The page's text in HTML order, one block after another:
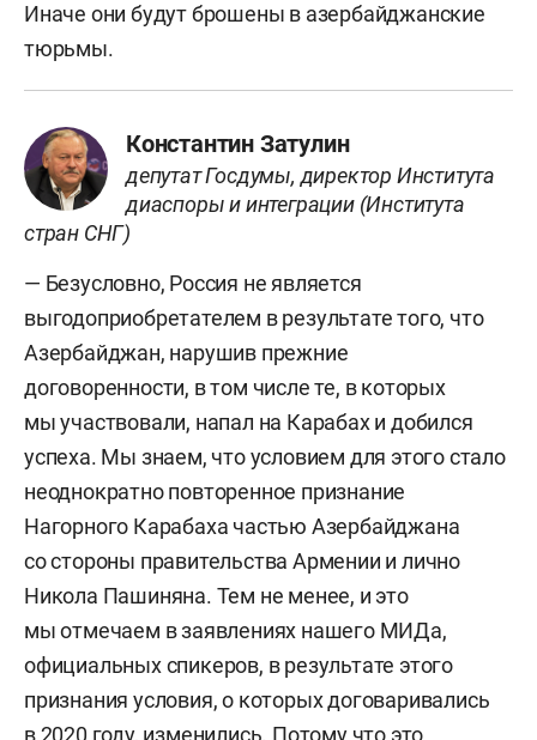
Иначе они будут брошены в азербайджанские
тюрьмы.
Константин Затулин
депутат Госдумы, директор Института
диаспоры и интеграции (Института
стран СНГ)
— Безусловно, Россия не является
выгодоприобретателем в результате того, что
Азербайджан, нарушив прежние
договоренности, в том числе те, в которых
мы участвовали, напал на Карабах и добился
успеха. Мы знаем, что условием для этого стало
неоднократно повторенное признание
Нагорного Карабаха частью Азербайджана
со стороны правительства Армении и лично
Никола Пашиняна. Тем не менее, и это
мы отмечаем в заявлениях нашего МИДа,
официальных спикеров, в результате этого
признания условия, о которых договаривались
в 2020 году, изменились. Потому что это